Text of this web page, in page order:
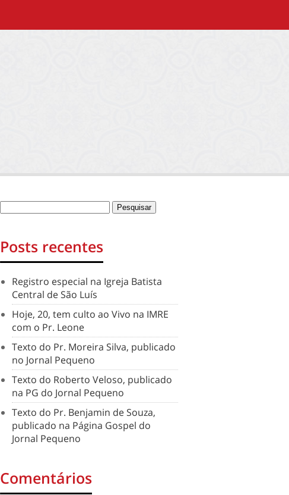
Posts recentes
Registro especial na Igreja Batista
Central de São Luís
Hoje, 20, tem culto ao Vivo na IMRE
com o Pr. Leone
Texto do Pr. Moreira Silva, publicado
no Jornal Pequeno
Texto do Roberto Veloso, publicado
na PG do Jornal Pequeno
Texto do Pr. Benjamin de Souza,
publicado na Página Gospel do
Jornal Pequeno
Comentários